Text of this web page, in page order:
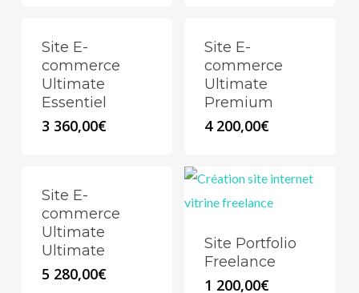
Site E-
commerce
Ultimate
Essentiel
3 360,00€
Site E-
commerce
Ultimate
Premium
4 200,00€
Site E-
commerce
Ultimate
Ultimate
5 280,00€
Site Portfolio
Freelance
1 200,00€